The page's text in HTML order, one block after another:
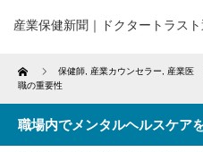
産業保健新聞｜ドクタートラス
Home 保健師 産業カウンセラー 産業医
職の重要性
職場内でメンタルヘルスケア